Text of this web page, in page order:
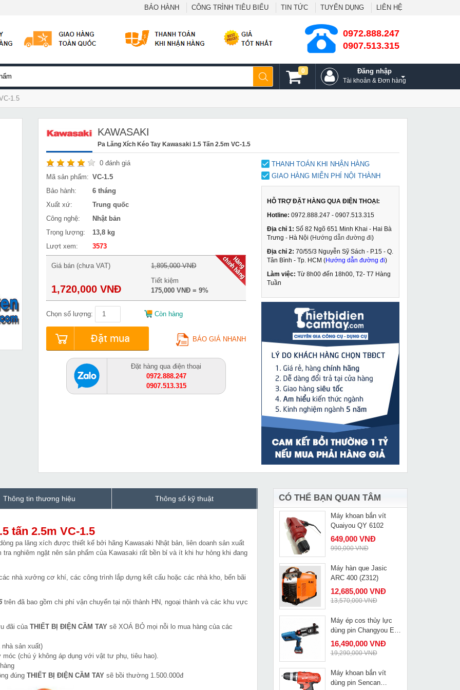
BẢO HÀNH CÔNG TRÌNH TIÊU BIỂU TIN TỨC TUYỂN DỤNG LIÊN HỆ
0972.888.247
0907.513.315
Đăng nhập
Tài khoản & Đơn hàng
0
1.5
KAWASAKI
Pa Lăng Xích Kéo Tay Kawasaki 1.5 Tấn 2.5m VC-1.5
0 đánh giá
Mã sản phẩm: VC-1.5
Bảo hành:
6 tháng
Xuất xứ:
Trung quốc
Công nghệ:
Nhật bản
Trọng lượng:
13,8 kg
Lượt xem:
3573
Giá bán (chưa VAT)
1,720,000 VNĐ
1,895,000 VNĐ
Tiết kiệm
175,000 VNĐ = 9%
Chọn số lượng: Còn hàng
Đặt mua BÁO GIÁ NHANH
Đặt hàng qua điện thoại
0972.888.247
0907.513.315
THANH TOÁN KHI NHẬN HÀNG
GIAO HÀNG MIỄN PHÍ NỘI THÀNH
HỖ TRỢ ĐẶT HÀNG QUA ĐIỆN THOẠI:
Hotline: 0972.888.247 - 0907.513.315
Địa chỉ 1: Số 82 Ngõ 651 Minh Khai - Hai Bà
Trưng - Hà Nội (Hướng dẫn đường đi)
Địa chỉ 2: 70/55/3 Nguyễn Sỹ Sách - P.15 - Q.
Tân Bình - Tp. HCM (Hướng dẫn đường đi)
Làm việc: Từ 8h00 đến 18h00, T2- T7 Hàng
Tuần
Thông tin thương hiệu Thông số kỹ thuật
tấn 2.5m VC-1.5
pa lăng xích được thiết kế bởi hãng Kawasaki Nhật bản, liên doanh sản xuất
nghiêm ngặt nên sản phẩm của Kawasaki rất bền bỉ và ít khi hư hỏng khi đang
nhà xưởng cơ khí, các công trình lắp dựng kết cấu hoặc các nhà kho, bến bãi
trên đã bao gồm chi phí vận chuyển tại nội thành HN, ngoại thành và các khu vực
đãi của THIẾT BỊ ĐIỆN CẦM TAY sẽ XOÁ BỎ mọi nỗi lo mua hàng của các
nhà sản xuất)
(chú ý không áp dụng với vật tư phụ, tiêu hao).
đúng THIẾT BỊ ĐIỆN CẦM TAY sẽ bồi thường 1.500.000đ
CÓ THỂ BẠN QUAN TÂM
MUA NGAY
Máy ép cốt thủy lực
dùng pin Changyou EZ-
300S
8,590,000 VNĐ
QL-20T
1,529,000 VNĐ
2,160,000 VNĐ
MUA NGAY
Máy khoan từ cao cấp
Cayken SCY-2300E
10,190,000 VNĐ
11,940,000 VNĐ
MUA NGAY
Máy hàn Mig Jasic Mig
500 N388
29,109,000 VNĐ
30,310,000 VNĐ
MUA NGAY
Kích thủy lực 5 tấn
Changyou FPY 5
1,425,000 VNĐ
MUA NGAY
Máy khoan bắn vít
Quaiyou QY 6102
649,000 VNĐ
990,000 VNĐ
MUA NGAY
Máy hàn que Jasic
ARC 400 (Z312)
12,685,000 VNĐ
13,570,000 VNĐ
MUA NGAY
Máy ép cos thủy lực
dùng pin Changyou EZ-
630
16,490,000 VNĐ
19,290,000 VNĐ
Máy khoan bắn vít
dùng pin Sencan